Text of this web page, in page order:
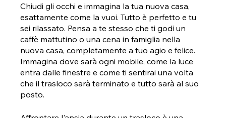
Chiudi gli occhi e immagina la tua nuova casa,
esattamente come la vuoi. Tutto è perfetto e tu
sei rilassato. Pensa a te stesso che ti godi un
caffè mattutino o una cena in famiglia nella
nuova casa, completamente a tuo agio e felice.
Immagina dove sarà ogni mobile, come la luce
entra dalle finestre e come ti sentirai una volta
che il trasloco sarà terminato e tutto sarà al suo
posto.